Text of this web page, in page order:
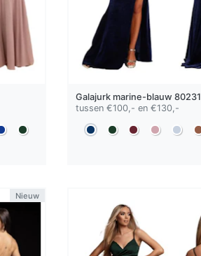
Galajurk marine-blauw 80231
tussen €100,- en €130,-
Nieuw